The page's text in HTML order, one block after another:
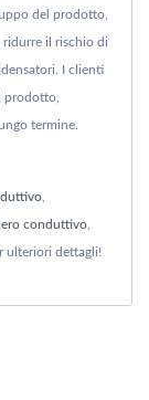
del prodotto,
ridurre il rischio di
I clienti
prodotto,
termine.
,
conduttivo,
ulteriori dettagli!